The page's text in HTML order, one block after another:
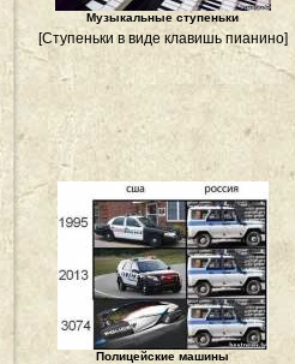
Музыкальные ступеньки
[Ступеньки в виде клавишь пианино]
Полицейские машины